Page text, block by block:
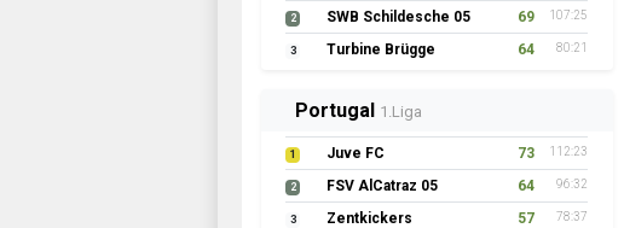
2 SWB Schildesche 05 69 107:25
3 Turbine Brügge 64 80:21
Portugal 1.Liga
1 Juve FC 73 112:23
2 FSV AlCatraz 05 64 96:32
3 Zentkickers 57 78:37